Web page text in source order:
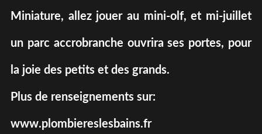
Miniature, allez jouer au mini-olf, et mi-juillet
un parc accrobranche ouvrira ses portes, pour
la joie des petits et des grands.
Plus de renseignements sur:
www.plombiereslesbains.fr